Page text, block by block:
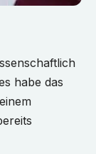
habe das